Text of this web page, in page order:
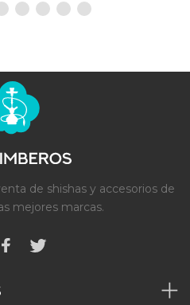
de shishas y accesorios de
mejores marcas.